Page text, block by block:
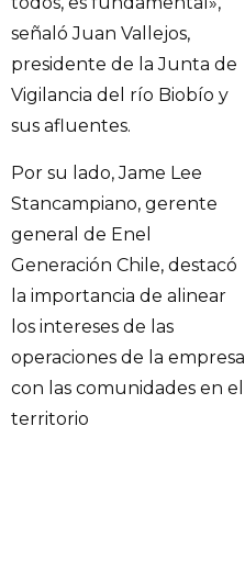
señaló Juan Vallejos,
presidente de la Junta de
Vigilancia del río Biobío y
sus afluentes.
Por su lado, Jame Lee
Stancampiano, gerente
general de Enel
Generación Chile, destacó
la importancia de alinear
los intereses de las
operaciones de la empresa
con las comunidades en el
territorio